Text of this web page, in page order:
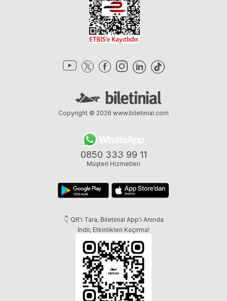
0850 333 99 11
Müşteri Hizmetleri
👇 QR'ı Tara, Biletinial App'i Anında
İndir, Etkinlikleri Kaçırma!
Copyright © 2026 www.biletinial.com